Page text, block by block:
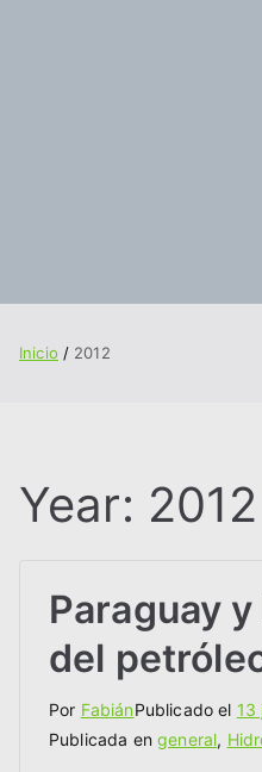
Inicio 2012
Year: 2012
Paraguay
del
Por FabiánPublicado el 13
Publicada engeneral,